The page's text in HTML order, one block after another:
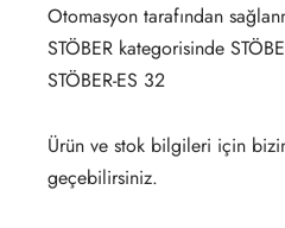
Otomasyon tarafından
STÖBER kategorisinde
STÖBER-ES 32
Ürün ve stok bilgileri için
geçebilirsiniz.